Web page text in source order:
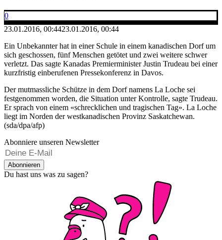
0
23.01.2016, 00:4423.01.2016, 00:44
Ein Unbekannter hat in einer Schule in einem kanadischen Dorf um
sich geschossen, fünf Menschen getötet und zwei weitere schwer
verletzt. Das sagte Kanadas Premierminister Justin Trudeau bei einer
kurzfristig einberufenen Pressekonferenz in Davos.
Der mutmassliche Schütze in dem Dorf namens La Loche sei
festgenommen worden, die Situation unter Kontrolle, sagte Trudeau.
Er sprach von einem «schrecklichen und tragischen Tag». La Loche
liegt im Norden der westkanadischen Provinz Saskatchewan.
(sda/dpa/afp)
Abonniere unseren Newsletter
Abonnieren
Du hast uns was zu sagen?